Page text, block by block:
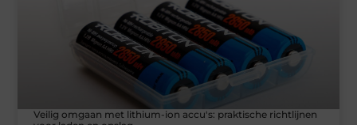
Veilig omgaan met lithium-ion accu's: praktische richtlijnen